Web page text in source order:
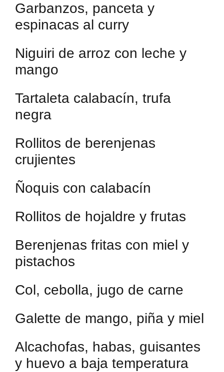
Garbanzos, panceta y
espinacas al curry
Niguiri de arroz con leche y
mango
Tartaleta calabacín, trufa
negra
Rollitos de berenjenas
crujientes
Ñoquis con calabacín
Rollitos de hojaldre y frutas
Berenjenas fritas con miel y
pistachos
Col, cebolla, jugo de carne
Galette de mango, piña y miel
Alcachofas, habas, guisantes
y huevo a baja temperatura